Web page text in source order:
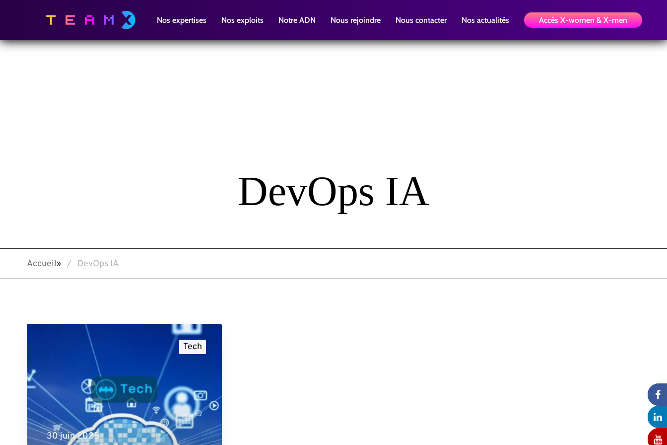
Nos expertises Nos exploits Notre ADN Nous rejoindre Nous contacter Nos actualités Accès X-women & X-men
DevOps IA
Accueil» DevOps IA
Tech
30 juin 2025